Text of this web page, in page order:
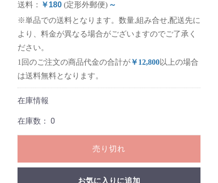
送料： ￥180 (定形外郵便) ～
※単品での送料となります。数量,組み合せ,配送先に
より、料金が異なる場合がございますのでご了承く
ださい。
1回のご注文の商品代金の合計が￥12,800以上の場合
は送料無料となります。
在庫情報
在庫数： 0
売り切れ
お気に入りに追加